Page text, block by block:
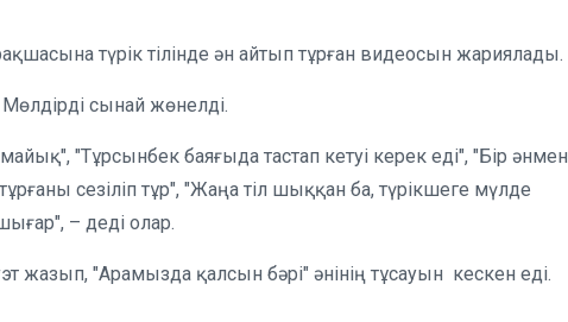
түрік тілінде ән айтып тұрған видеосын жариялады.
сынай жөнелді.
"Тұрсынбек баяғыда тастап кетуі керек еді", "Бір әнмен
сезіліп тұр", "Жаңа тіл шыққан ба, түрікшеге мүлде
– деді олар.
жазып, "Арамызда қалсын бәрі" әнінің тұсауын кескен еді.